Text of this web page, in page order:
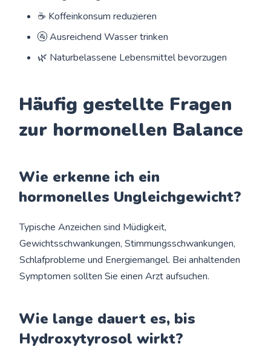
☕ Koffeinkonsum reduzieren
🚰 Ausreichend Wasser trinken
🌿 Naturbelassene Lebensmittel bevorzugen
Häufig gestellte Fragen
zur hormonellen Balance
Wie erkenne ich ein
hormonelles Ungleichgewicht?
Typische Anzeichen sind Müdigkeit,
Gewichtsschwankungen, Stimmungsschwankungen,
Schlafprobleme und Energiemangel. Bei anhaltenden
Symptomen sollten Sie einen Arzt aufsuchen.
Wie lange dauert es, bis
Hydroxytyrosol wirkt?